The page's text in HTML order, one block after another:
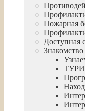
Пожарная
Доступная